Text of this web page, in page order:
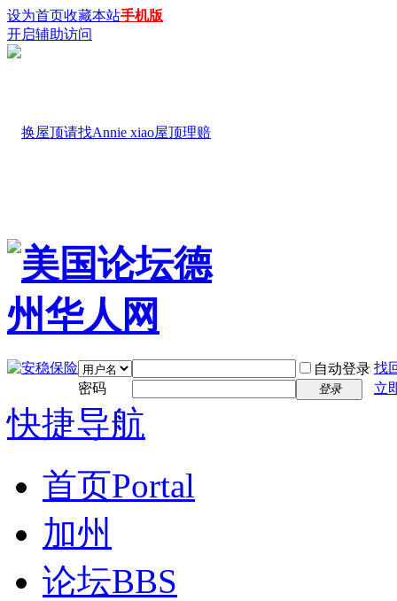
设为首页收藏本站手机版
开启辅助访问
自动登录 找
密码
登录 立
快捷导航
首页Portal
加州
论坛BBS